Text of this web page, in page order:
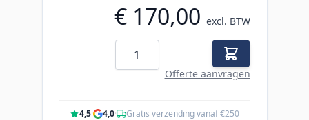
€ 170,00 excl. BTW
Aantal
Offerte aanvragen
4,5· 4,0· Gratis verzending vanaf €250